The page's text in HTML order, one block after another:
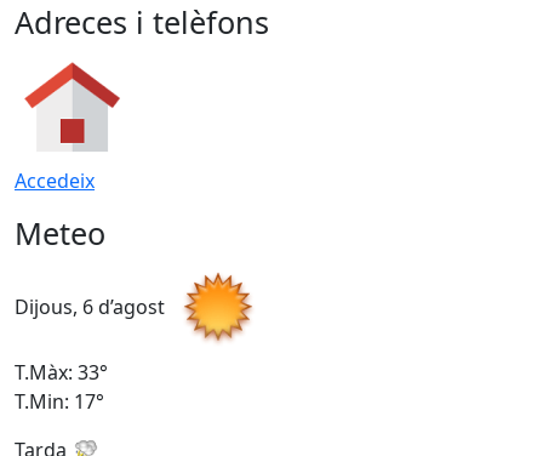
Adreces i telèfons
Accedeix
Meteo
Dijous, 6 d’agost
T.Màx: 33°
T.Min: 17°
Tarda